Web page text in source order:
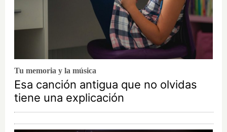
Tu memoria y la música
Esa canción antigua que no olvidas
tiene una explicación